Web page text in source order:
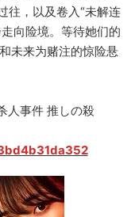
往，以及卷入“未解连
向险境。等待她们的
未来为赌注的惊险悬
人事件 推しの殺